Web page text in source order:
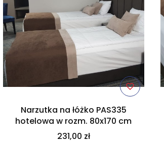
Narzutka na łóżko PAS335
hotelowa w rozm. 80x170 cm
231,00 zł